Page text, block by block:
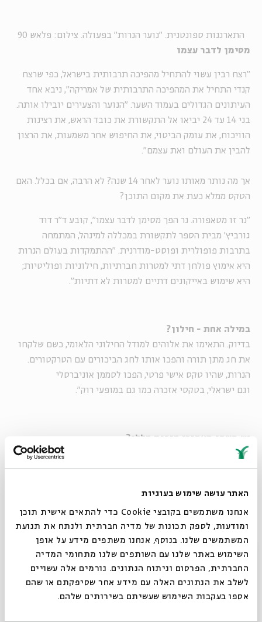
האתר עושה שימוש בעוגיות
אנחנו משתמשים בקובצי Cookie כדי להתאים אישית תוכן
ומודעות, לספק תכונות של מדיה חברתית ולנתח את תנועת
המשתמשים שלנו. בנוסף, אנחנו משתפים מידע על אופן
השימוש באתר שלנו עם השותפים שלנו מתחומי המדיה
החברתית, הפרסום וניתוח הנתונים. גורמים אלה עשויים
לשלב את הנתונים האלה עם מידע אחר שסיפקתם או שהם
אספו בעקבות השימוש שעשיתם בשירותים שלהם.
התארגנות ספונטנית. "נוער הנרות" בפעולה. צילום: פלאש 90
מסימן לדבר עצמו
"רצח רבין עשוי להתחיל מהפיכה תרבותית בישראל, כפי שרצח
קנדי התחיל את המהפיכה התרבותית של אמריקה", ניבא אחד
העיתונים הגדולים בעמוד השער. "הנוער והצעירים יובילו אותה.
בני 14 עד 24 יביאו אל התקשורת את כובד הראש, את רצינות
הוויכוח, את עומק הביטוי, את החיפוש אחר משמעות, את הרצון
להבין את העולם ואת עצמם".
אך מה נותר מאותו נוער לאחר 14 שנה? לא הרבה, אם בכלל. האם
הטקס ממלא כעת את מקום התוכן?
"נר זו מטאפורה. נר הפך מסימן לדבר עצמו", קובע ד"ר דוד
גורביץ' מבית הספר לתקשורת במכללה למינהל, המתמחה
בתרבות פופולרית ופוסט-מודרנית. "ההתמקדות בעולם הנרות
היא אימוץ פולחן דתי למטרות חברתיות, חילוניות ופוליטיות;
היא שימוש באייקונים דתיים למטרות לא דתיות".
במילה אחת - חילון?
בדיוק. התאימו את אלוהים למודל החילוני הלאומי, כשם שלקחו
את חג מתן תורה והפכו אותו לחג הביכורים עם הטרקטורים.
הנרות, שהיו טקס אישי פרטי, הפכו לסממן אוניברסלי
וגם ישראלי, בטקסי אזכרה כמו גם במופעי רוק".
יש משהו מאחורי הנרות הללו?
"אנחנו אחת מהחברות שמאמינות שסימנים מוליכים לדברים
ממשיים, אבל מאחורי הנרות אין כלום. יש הרגשה שהנרות נותנים
אופנה, משהו אסתטי, כמו נרות שולחן. לקחנו את הריטואל
הקדום של אש והפכנו אותו למטאפורה שמעידה על אבל וצער".
סגור